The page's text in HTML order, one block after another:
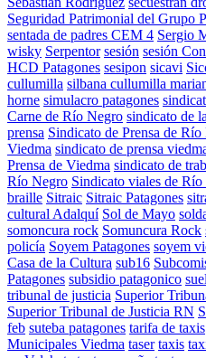
Seguridad Patrimonial del Grupo
sentada de padres CEM 4 Sergio
wisky Serpentor sesión sesión
HCD Patagones sesipon sicavi
cullumilla silbana cullumilla
horne simulacro patagones
Carne de Río Negro sindicato de
prensa Sindicato de Prensa de
Viedma sindicato de prensa
Prensa de Viedma sindicato de
Río Negro Sindicato viales de
braille Sitraic Sitraic Patagones
cultural Adalquí Sol de Mayo
somoncura rock Somuncura Rock
policía Soyem Patagones soyem
Casa de la Cultura sub16
Patagones subsidio patagonico
tribunal de justicia Superior
Superior Tribunal de Justicia RN
feb suteba patagones tarifa de taxis
Municipales Viedma taser taxis